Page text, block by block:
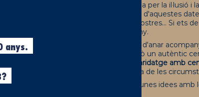
una època que no només es caracteritza per la il·lusió i
Un dels elements més representatius d'aquestes
, sopars, aperitius, dinars, dolços, postres... Si ets
són les millors setmanes de l'any.
ser d'una altra manera, tot menjar ha d'anar
vi i el xampany són més habituals, però un autèntic
maridatge amb
Nadal acompanyats de cervesa
a l'altura de les
preparar? No passa res. Et donem algunes idees amb
anys.